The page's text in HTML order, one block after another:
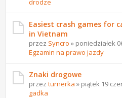
Easiest crash games for
in Vietnam
przez Syncro » poniedziałek
Egzamin na prawo jazdy
Znaki drogowe
przezturnerka » piątek 19
gadka